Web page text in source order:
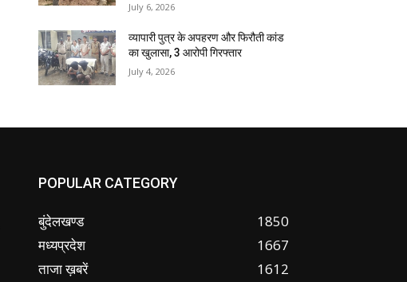
July 6, 2026
व्यापारी पुत्र के अपहरण और फिरौती कांड
का खुलासा, 3 आरोपी गिरफ्तार
July 4, 2026
POPULAR CATEGORY
बुंदेलखण्ड
1850
मध्यप्रदेश
1667
ताजा ख़बरें
1612